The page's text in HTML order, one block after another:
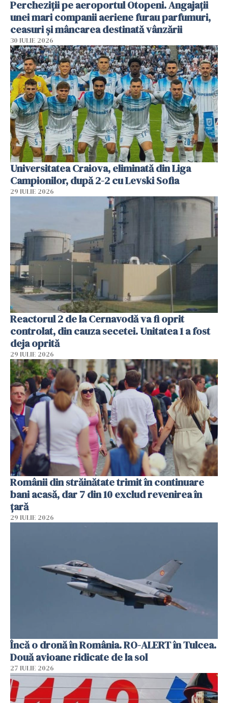
Percheziții pe aeroportul Otopeni. Angajații
unei mari companii aeriene furau parfumuri,
ceasuri și mâncarea destinată vânzării
30 IULIE 2026
Universitatea Craiova, eliminată din Liga
Campionilor, după 2-2 cu Levski Sofia
29 IULIE 2026
Reactorul 2 de la Cernavodă va fi oprit
controlat, din cauza secetei. Unitatea 1 a fost
deja oprită
29 IULIE 2026
Românii din străinătate trimit în continuare
bani acasă, dar 7 din 10 exclud revenirea în
țară
29 IULIE 2026
Încă o dronă în România. RO-ALERT în Tulcea.
Două avioane ridicate de la sol
27 IULIE 2026